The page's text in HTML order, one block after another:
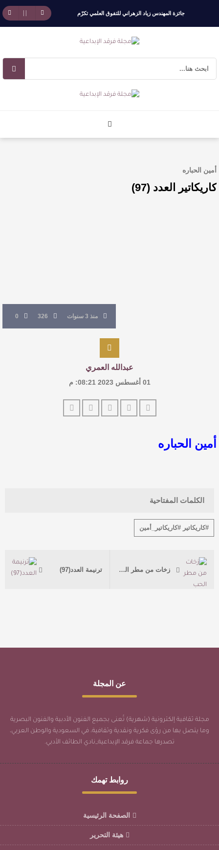
جائزة المهندس زياد الزهراني للتفوق العلمي تكرّم
نخبة من أبناء وبنات الأطاولة
مهرجان الأطاولة التراثي يجمع الشاعر عبدالواحد
في “مملكة الله” للدكتور محمد بدوي
أمين الحباره
كاريكاتير العدد (97)
منذ 3 سنوات 326
0
عبدالله العمري
01 أغسطس 2023 08:21: م
أمين الحباره
الكلمات المفتاحية
#كاريكاتير #كاريكاتير_أمين
زخات من مطر الحب ترنيمة العدد(97)
عن المجلة
مجلة ثقافية إلكترونية (شهرية) تُعنى بجميع الفنون الأدبية والفنون البصرية
وما يتصل بها من رؤى فكرية ونقدية وثقافية، في السعودية والوطن العربي،
تصدرها جماعة فرقد الإبداعية_نادي الطائف الأدبي.
روابط تهمك
الصفحة الرئيسية
هيئة التحرير